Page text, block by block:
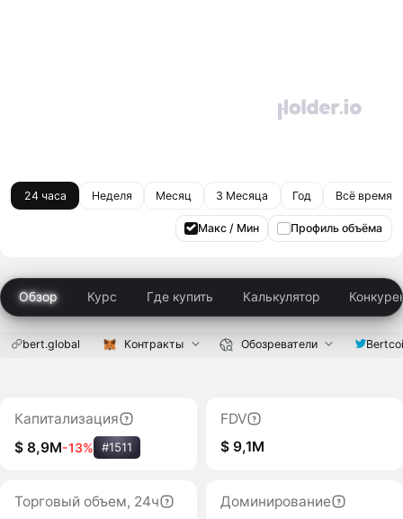
24 часа Неделя Месяц 3 Месяца Год Всё время
Макс / Мин Профиль объёма
Обзор Курс Где купить Калькулятор
bert.global Контракты Обозреватели
Капитализация
$ 8,9M-13% #1511
FDV
$ 9,1M
Торговый объем, 24ч
Доминирование